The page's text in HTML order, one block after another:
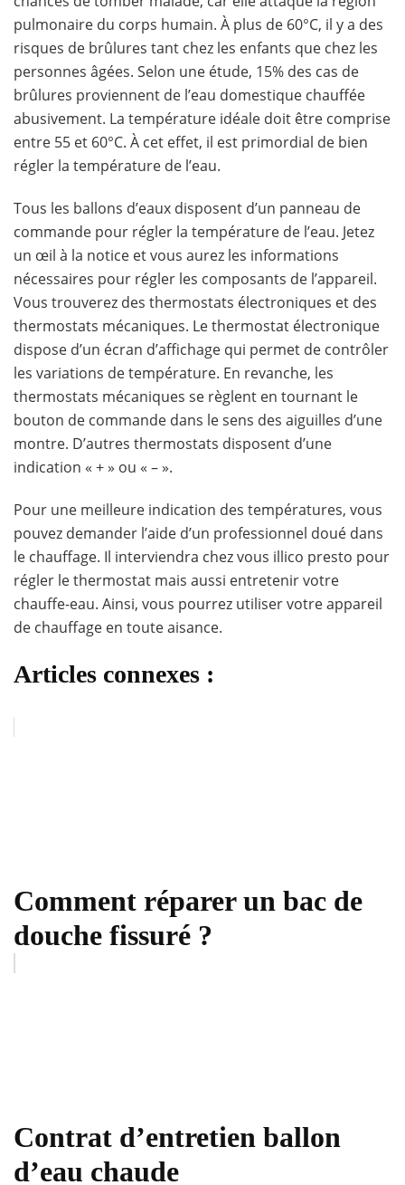
pulmonaire du corps humain. À plus de 60°C, il y a des
risques de brûlures tant chez les enfants que chez les
personnes âgées. Selon une étude, 15% des cas de
brûlures proviennent de l’eau domestique chauffée
abusivement. La température idéale doit être comprise
entre 55 et 60°C. À cet effet, il est primordial de bien
régler la température de l’eau.
Tous les ballons d’eaux disposent d’un panneau de
commande pour régler la température de l’eau. Jetez
un œil à la notice et vous aurez les informations
nécessaires pour régler les composants de l’appareil.
Vous trouverez des thermostats électroniques et des
thermostats mécaniques. Le thermostat électronique
dispose d’un écran d’affichage qui permet de contrôler
les variations de température. En revanche, les
thermostats mécaniques se règlent en tournant le
bouton de commande dans le sens des aiguilles d’une
montre. D’autres thermostats disposent d’une
indication « + » ou « – ».
Pour une meilleure indication des températures, vous
pouvez demander l’aide d’un professionnel doué dans
le chauffage. Il interviendra chez vous illico presto pour
régler le thermostat mais aussi entretenir votre
chauffe-eau. Ainsi, vous pourrez utiliser votre appareil
de chauffage en toute aisance.
Articles connexes :
Comment réparer un bac de
douche fissuré ?
Contrat d’entretien ballon
d’eau chaude